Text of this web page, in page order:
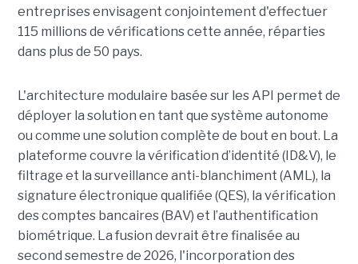
entreprises envisagent conjointement d'effectuer
115 millions de vérifications cette année, réparties
dans plus de 50 pays.
L'architecture modulaire basée sur les API permet de
déployer la solution en tant que système autonome
ou comme une solution complète de bout en bout. La
plateforme couvre la vérification d’identité (ID&V), le
filtrage et la surveillance anti-blanchiment (AML), la
signature électronique qualifiée (QES), la vérification
des comptes bancaires (BAV) et l’authentification
biométrique. La fusion devrait être finalisée au
second semestre de 2026, l'incorporation des